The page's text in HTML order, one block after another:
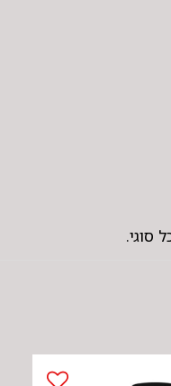
סוגי.